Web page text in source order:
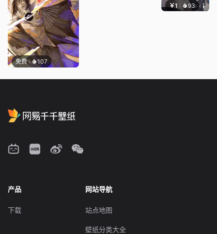
免费 107
￥1 93 辰东
产品
下载
网站导航
站点地图
壁纸分类大全